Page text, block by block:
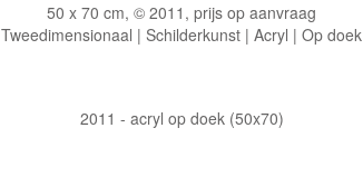
50 x 70 cm, © 2011, prijs op aanvraag
Tweedimensionaal | Schilderkunst | Acryl | Op doek
2011 - acryl op doek (50x70)